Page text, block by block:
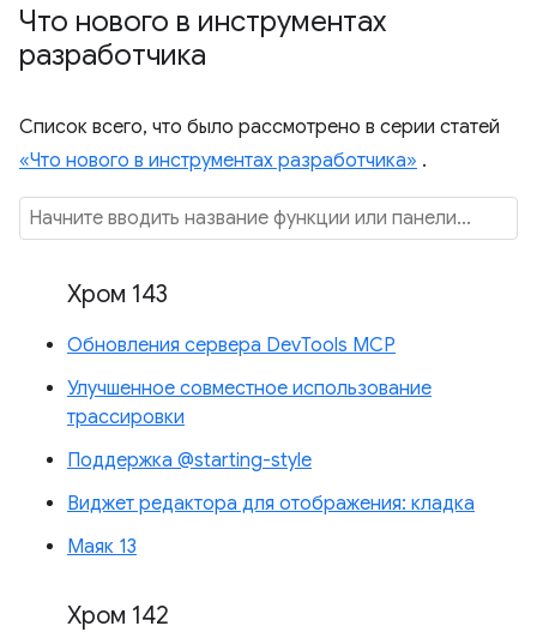
Что нового в инструментах
разработчика
Список всего, что было рассмотрено в серии статей
«Что нового в инструментах разработчика» .
Хром 143
Обновления сервера DevTools MCP
Улучшенное совместное использование
трассировки
Поддержка @starting-style
Виджет редактора для отображения: кладка
Маяк 13
Хром 142